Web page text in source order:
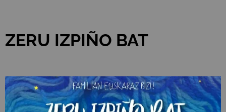
ZERU IZPIÑO BAT